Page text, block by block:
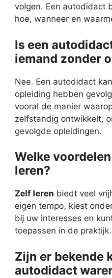
volgen. Een autodidact
hoe, wanneer en
Is een
iemand zonder
Nee. Een autodidact
opleiding hebben
vooral de manier
zelfstandig ontwikkelt,
gevolgde opleidingen.
Welke
leren?
Zelf leren biedt veel
eigen tempo, kiest
bij uw interesses en
toepassen in de praktijk.
Zijn er bekende
autodidact